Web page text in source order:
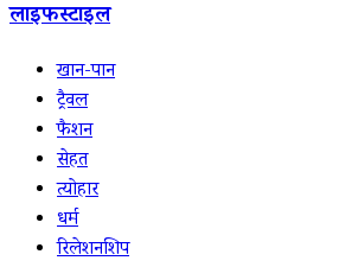
लाइफस्टाइल
खान-पान
ट्रैवल
फैशन
सेहत
त्योहार
धर्म
रिलेशनशिप